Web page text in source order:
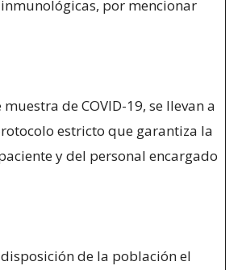
por mencionar
de COVID-19, se llevan a
estricto que garantiza la
y del personal encargado
disposición de la población el